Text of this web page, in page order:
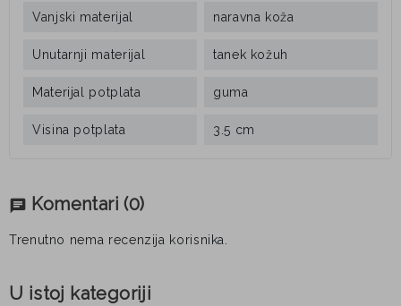
Vanjski materijal naravna koža
Unutarnji materijal tanek kožuh
Materijal potplata guma
Visina potplata 3.5 cm
chat Komentari (0)
Trenutno nema recenzija korisnika.
U istoj kategoriji